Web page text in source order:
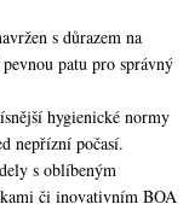
s důrazem na
patu pro správný
hygienické normy
nepřízní počasí.
s oblíbeným
či inovativním BOA